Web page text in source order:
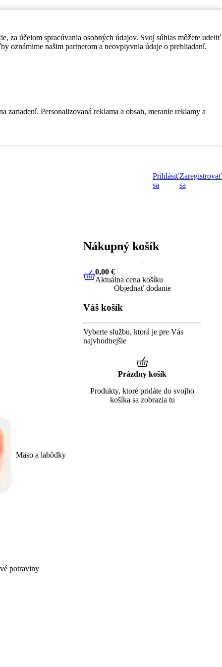
za účelom spracúvania osobných údajov. Svoj súhlas môžete udeliť
oznámime našim partnerom a neovplyvnia údaje o prehliadaní.
Personalizovaná reklama a obsah, meranie reklamy a
Prihlásiť
sa
Zaregistrovať
sa
Mäso a lahôdky
potraviny
Nákupný košík
0,00 €Aktuálna cena košíku
0,00 €
Aktuálna cena košíku
Objednať dodanie
Váš košík
Vyberte službu, ktorá je pre Vás
najvhodnejšie
Prázdny košík
Produkty, ktoré pridáte do svojho
košíka sa zobrazia tu